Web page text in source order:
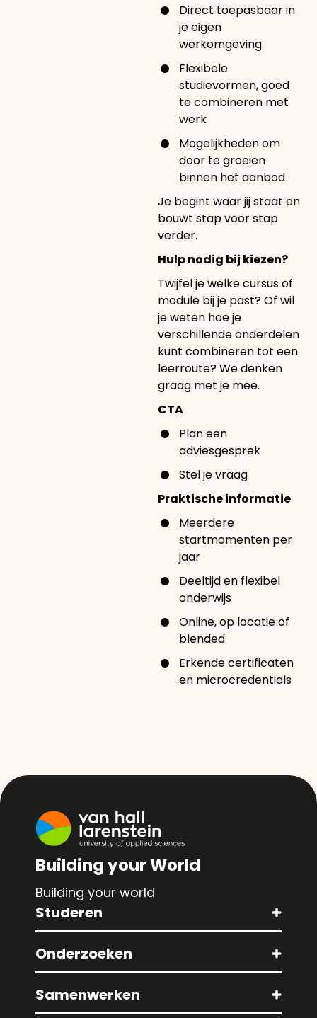
Direct toepasbaar in
je eigen
werkomgeving
Flexibele
studievormen, goed
te combineren met
werk
Mogelijkheden om
door te groeien
binnen het aanbod
Je begint waar jij staat en
bouwt stap voor stap
verder.
Hulp nodig bij kiezen?
Twijfel je welke cursus of
module bij je past? Of wil
je weten hoe je
verschillende onderdelen
kunt combineren tot een
leerroute? We denken
graag met je mee.
CTA
Plan een
adviesgesprek
Stel je vraag
Praktische informatie
Meerdere
startmomenten per
jaar
Deeltijd en flexibel
onderwijs
Online, op locatie of
blended
Erkende certificaten
en microcredentials
Building your World
Building your world
Studeren
Onderzoeken
Samenwerken